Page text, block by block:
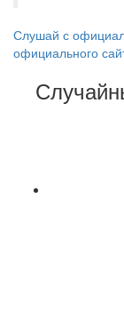
Слушай с
официального